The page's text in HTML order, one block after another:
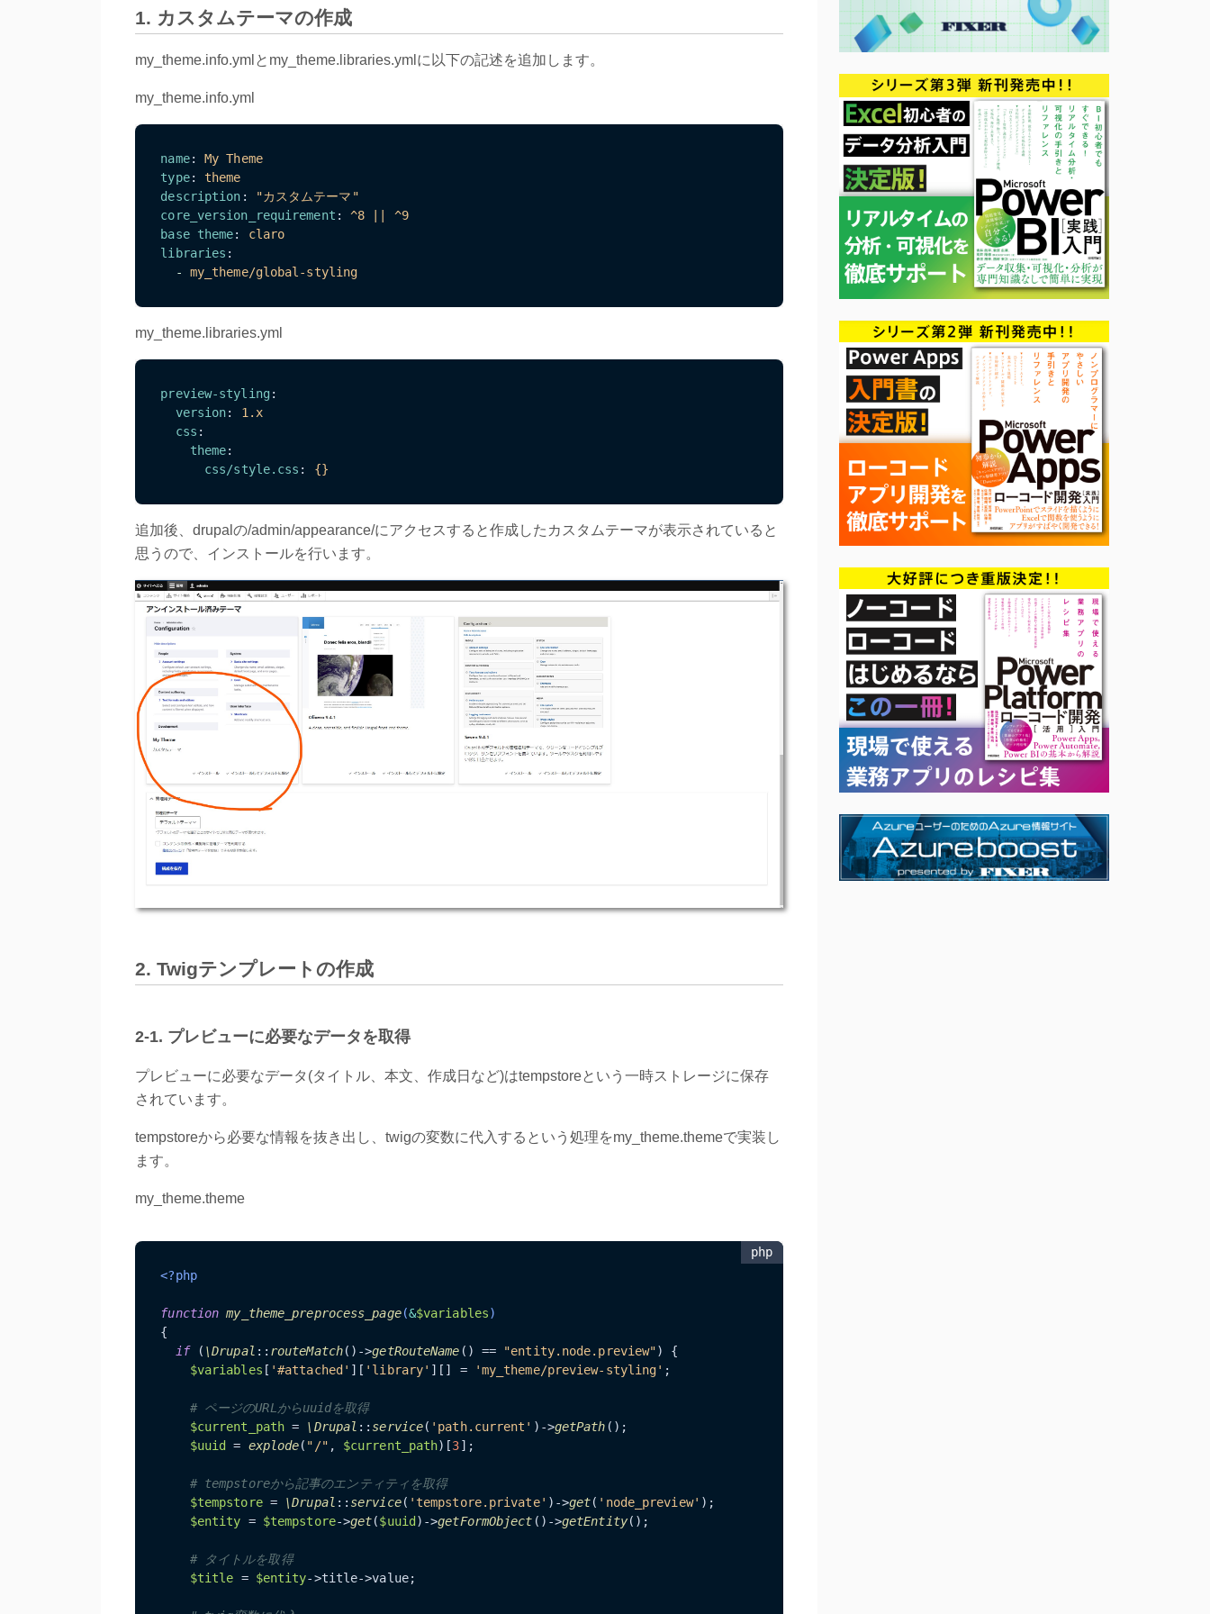
1. カスタムテーマの作成
my_theme.info.ymlとmy_theme.libraries.ymlに以下の記述を追加します。
my_theme.info.yml
name:
My Theme
type:
theme
description :
"カスタムテーマ"
core_version_requirement :
^8 || ^9
base theme:
claro
libraries :
-
my_theme/global-styling
my_theme.libraries.yml
preview-styling :
version:
1.x
css :
theme:
css/style.css : {}
追加後、drupalの/admin/appearance/にアクセスすると作成したカスタムテーマが表示されていると
思うので、インストールを行います。
2. Twigテンプレートの作成
2-1. プレビューに必要なデータを取得
プレビューに必要なデータ(タイトル、本文、作成日など)はtempstoreという一時ストレージに保存
されています。
tempstoreから必要な情報を抜き出し、twigの変数に代入するという処理をmy_theme.themeで実装し
ます。
my_theme.theme
php
<?php
function my_theme_preprocess_page(&$variables
{
if ( \Drupal :: routeMatch()->getRouteName () == "entity.node.preview") {
$variables [ '#attached' ][ 'library' ][] = 'my_theme/preview-styling' ;
# ページのURLからuuidを取得
$current_path = \Drupal :: service( 'path.current' )->getPath ();
$uuid = explode( "/" , $current_path)[3];
# tempstoreから記事のエンティティを取得
$tempstore = \Drupal :: service( 'tempstore.private' )->get( 'node_preview' );
$entity = $tempstore->get($uuid)->getFormObject ()->getEntity();
# タイトルを取得
$title = $entity->title->value;